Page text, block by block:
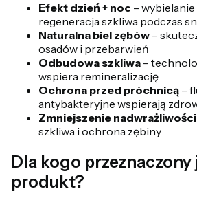
Efekt dzień + noc –
regeneracja szkliwa podczas
Naturalna biel zębów –
osadów i przebarwień
Odbudowa szkliwa –
wspiera remineralizację
Ochrona przed próchnicą –
antybakteryjne wspierają
Zmniejszenie nadwrażliwości
szkliwa i ochrona zębiny
Dla kogo przeznaczony
produkt?